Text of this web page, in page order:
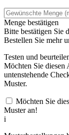
Menge bestätigen
Bitte bestätigen Sie
Bestellen Sie mehr
Testen und
Möchten Sie diesen
untenstehende
Muster.
Möchten Sie
Muster an!
i